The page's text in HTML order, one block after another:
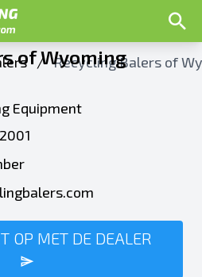
/ Recycling Balers of
of Wyoming
Equipment
OP MET DE DEALER